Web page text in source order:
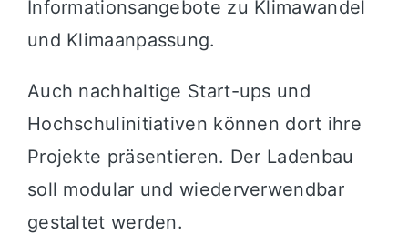
Informationsangebote zu Klimawandel
und Klimaanpassung.
Auch nachhaltige Start-ups und
Hochschulinitiativen können dort ihre
Projekte präsentieren. Der Ladenbau
soll modular und wiederverwendbar
gestaltet werden.